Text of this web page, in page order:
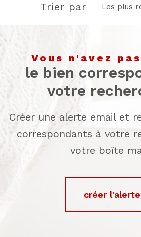
Trier par Les plus
vous n'avez
le bien
votre
Créer une alerte email et
correspondants à votre
votre boîte
créer l'alerte